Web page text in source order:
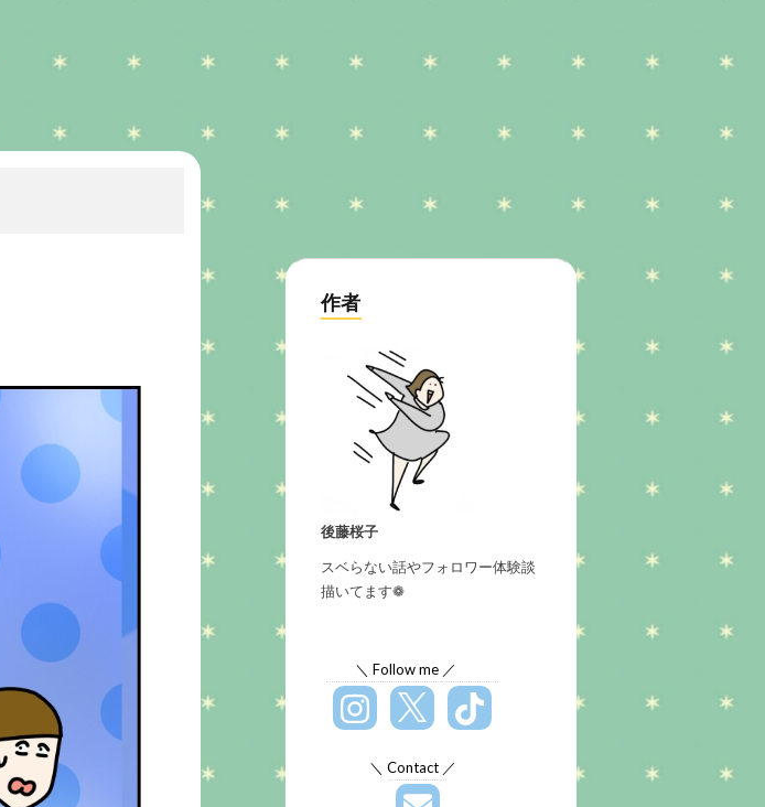
作者
後藤桜子
スベらない話やフォロワー体験談
描いてます❁
＼ Follow me ／
＼ Contact ／